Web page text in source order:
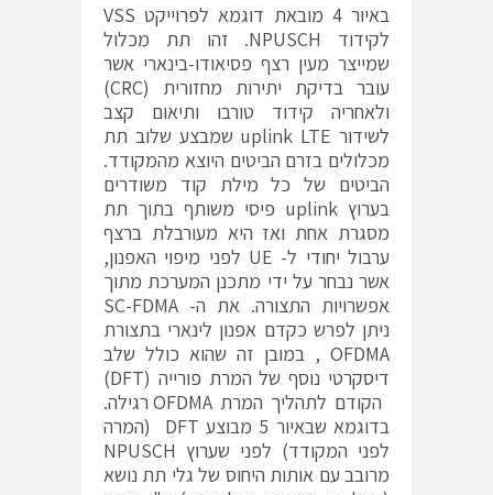
באיור 4 מובאת דוגמא לפרוייקט VSS
לקידוד NPUSCH. זהו תת מכלול
שמייצר מעין רצף פסיאודו-בינארי אשר
עובר בדיקת יתירות מחזורית (CRC)
ולאחריה קידוד טורבו ותיאום קצב
לשידור uplink LTE שמבצע שלוב תת
מכלולים בזרם הביטים היוצא מהמקודד.
הביטים של כל מילת קוד משודרים
בערוץ uplink פיסי משותף בתוך תת
מסגרת אחת ואז היא מעורבלת ברצף
ערבול יחודי ל- UE לפני מיפוי האפנון,
אשר נבחר על ידי מתכנן המערכת מתוך
אפשרויות התצורה. את ה- SC-FDMA
ניתן לפרש כקדם אפנון לינארי בתצורת
OFDMA , במובן זה שהוא כולל שלב
דיסקרטי נוסף של המרת פורייה (DFT)
הקודם לתהליך המרת OFDMA רגילה.
בדוגמא שבאיור 5 מבוצע DFT (המרה
לפני המקודד) לפני שערוץ NPUSCH
מרובב עם אותות היחוס של גלי תת נושא